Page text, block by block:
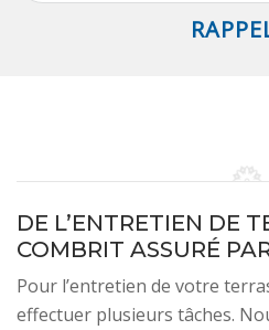
DE L’ENTRETIEN DE
COMBRIT ASSURÉ
Pour l’entretien de votre
effectuer plusieurs tâches.